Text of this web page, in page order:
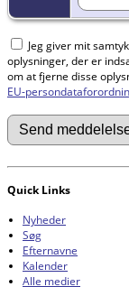
Jeg giver mit
oplysninger, der er
om at fjerne disse
EU-
Quick Links
Nyheder
Søg
Efternavne
Kalender
Alle medier